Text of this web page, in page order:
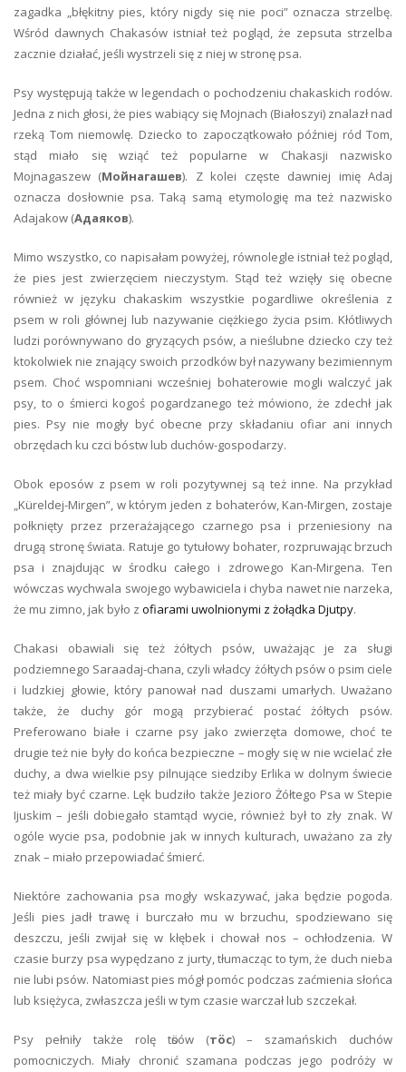
zagadka „błękitny pies, który nigdy się nie poci” oznacza strzelbę.
Wśród dawnych Chakasów istniał też pogląd, że zepsuta strzelba
zacznie działać, jeśli wystrzeli się z niej w stronę psa.
Psy występują także w legendach o pochodzeniu chakaskich rodów.
Jedna z nich głosi, że pies wabiący się Mojnach (Białoszyi) znalazł nad
rzeką Tom niemowlę. Dziecko to zapoczątkowało później ród Tom,
stąd miało się wziąć też popularne w Chakasji nazwisko
Mojnagaszew (Мойнагашев). Z kolei częste dawniej imię Adaj
oznacza dosłownie psa. Taką samą etymologię ma też nazwisko
Adajakow (Адаяков).
Mimo wszystko, co napisałam powyżej, równolegle istniał też pogląd,
że pies jest zwierzęciem nieczystym. Stąd też wzięły się obecne
również w języku chakaskim wszystkie pogardliwe określenia z
psem w roli głównej lub nazywanie ciężkiego życia psim. Kłótliwych
ludzi porównywano do gryzących psów, a nieślubne dziecko czy też
ktokolwiek nie znający swoich przodków był nazywany bezimiennym
psem. Choć wspomniani wcześniej bohaterowie mogli walczyć jak
psy, to o śmierci kogoś pogardzanego też mówiono, że zdechł jak
pies. Psy nie mogły być obecne przy składaniu ofiar ani innych
obrzędach ku czci bóstw lub duchów-gospodarzy.
Obok eposów z psem w roli pozytywnej są też inne. Na przykład
„Küreldej-Mirgen”, w którym jeden z bohaterów, Kan-Mirgen, zostaje
połknięty przez przerażającego czarnego psa i przeniesiony na
drugą stronę świata. Ratuje go tytułowy bohater, rozpruwając brzuch
psa i znajdując w środku całego i zdrowego Kan-Mirgena. Ten
wówczas wychwala swojego wybawiciela i chyba nawet nie narzeka,
że mu zimno, jak było z ofiarami uwolnionymi z żołądka Djutpy.
Chakasi obawiali się też żółtych psów, uważając je za sługi
podziemnego Saraadaj-chana, czyli władcy żółtych psów o psim ciele
i ludzkiej głowie, który panował nad duszami umarłych. Uważano
także, że duchy gór mogą przybierać postać żółtych psów.
Preferowano białe i czarne psy jako zwierzęta domowe, choć te
drugie też nie były do końca bezpieczne – mogły się w nie wcielać złe
duchy, a dwa wielkie psy pilnujące siedziby Erlika w dolnym świecie
też miały być czarne. Lęk budziło także Jezioro Żółtego Psa w Stepie
Ijuskim – jeśli dobiegało stamtąd wycie, również był to zły znak. W
ogóle wycie psa, podobnie jak w innych kulturach, uważano za zły
znak – miało przepowiadać śmierć.
Niektóre zachowania psa mogły wskazywać, jaka będzie pogoda.
Jeśli pies jadł trawę i burczało mu w brzuchu, spodziewano się
deszczu, jeśli zwijał się w kłębek i chował nos – ochłodzenia. W
czasie burzy psa wypędzano z jurty, tłumacząc to tym, że duch nieba
nie lubi psów. Natomiast pies mógł pomóc podczas zaćmienia słońca
lub księżyca, zwłaszcza jeśli w tym czasie warczał lub szczekał.
Psy pełniły także rolę tӧsów (тöс) – szamańskich duchów
pomocniczych. Miały chronić szamana podczas jego podróży w